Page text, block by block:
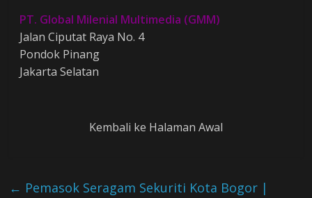
PT. Global Milenial Multimedia (GMM)
Jalan Ciputat Raya No. 4
Pondok Pinang
Jakarta Selatan
Kembali ke Halaman Awal
← Pemasok Seragam Sekuriti Kota Bogor |